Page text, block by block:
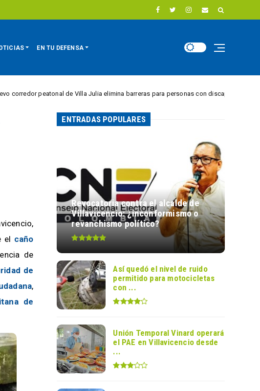
EN TU DEFENSA
de Villa Julia elimina barreras para personas con discapacidad
el caño
de
de
,
de
ENTRADAS POPULARES
Revocatoria contra el alcalde de
Villavicencio: ¿inconformismo o
revanchismo político?
Así quedó el nivel de ruido
permitido para motocicletas
con ...
Unión Temporal Vinard operará
el PAE en Villavicencio desde
...